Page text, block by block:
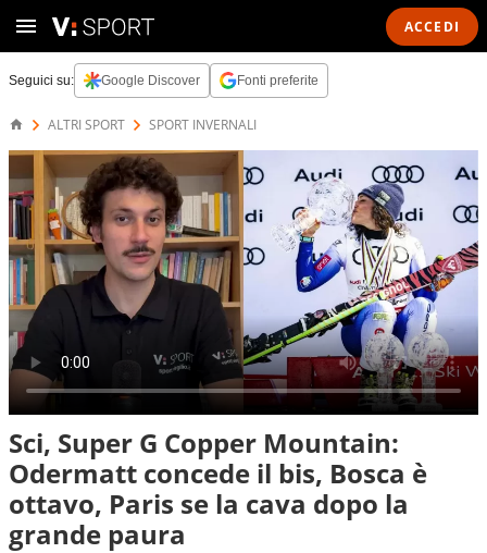
ACCEDI
Seguici su: Google Discover Fonti preferite
ALTRI SPORT SPORT INVERNALI
Sci, Super G Copper Mountain:
Odermatt concede il bis, Bosca è
ottavo, Paris se la cava dopo la
grande paura